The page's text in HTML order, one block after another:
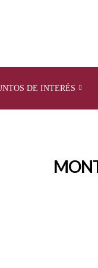
DE INTERÉS